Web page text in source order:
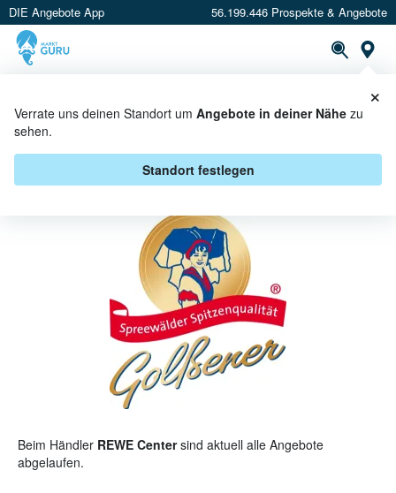
DIE Angebote App 56.199.446 Prospekte & Angebote
Verrate uns deinen Standort um Angebote in deiner Nähe zu
sehen.
Standort festlegen
×
GOLSSENER BEI REWE CENTER - A
NGEBOTE & AKTIONEN
Beim Händler REWE Centersind aktuell alle Angebote
abgelaufen.